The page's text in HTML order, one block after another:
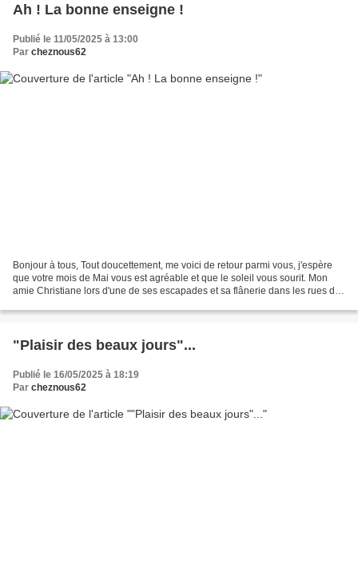
Ah ! La bonne enseigne !
Publié le 11/05/2025 à 13:00
Par cheznous62
Bonjour à tous, Tout doucettement, me voici de retour parmi vous, j'espère
que votre mois de Mai vous est agréable et que le soleil vous sourit. Mon
amie Christiane lors d'une de ses escapades et sa flânerie dans les rues de
"Plaisir des beaux jours"...
Publié le 16/05/2025 à 18:19
Par cheznous62